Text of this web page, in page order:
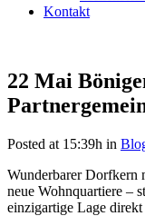
Kontakt
22 Mai
Posted at 15:39h in
Wunderbarer Dorfkern
neue Wohnquartiere –
einzigartige Lage